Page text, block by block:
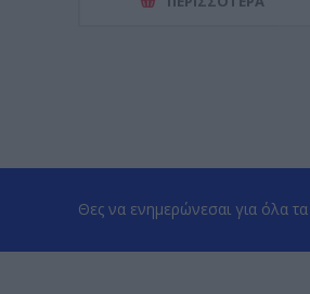
Θες να ενημερώνεσαι για όλα